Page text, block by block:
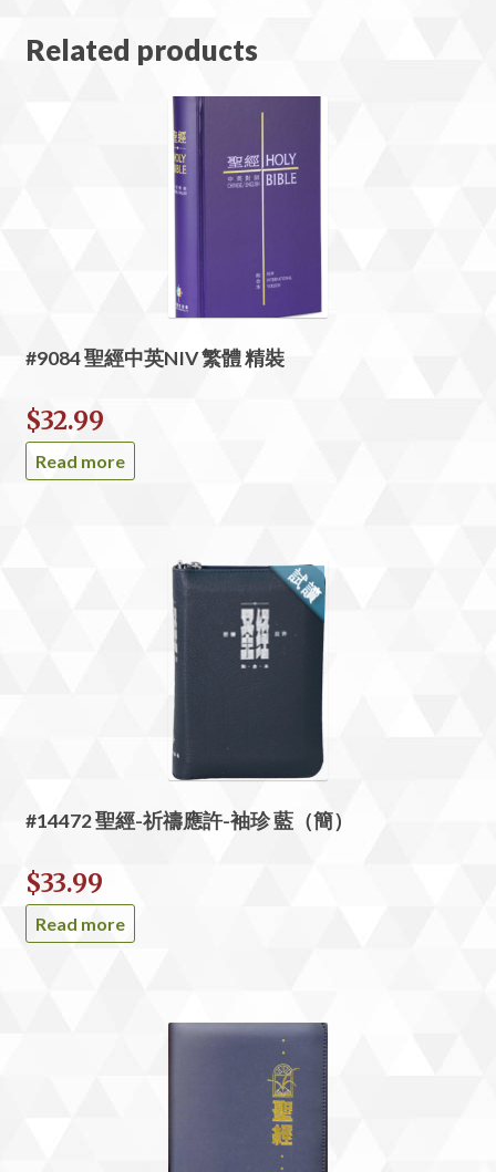
Related products
#9084 聖經中英NIV 繁體 精裝
$32.99
Read more
#14472 聖經-祈禱應許-袖珍 藍（簡）
$33.99
Read more